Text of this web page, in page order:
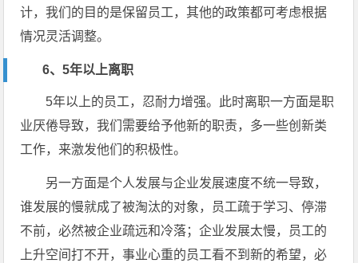
计，我们的目的是保留员工，其他的政策都可考虑根据
情况灵活调整。
6、5年以上离职
5年以上的员工，忍耐力增强。此时离职一方面是职
业厌倦导致，我们需要给予他新的职责，多一些创新类
工作，来激发他们的积极性。
另一方面是个人发展与企业发展速度不统一导致，
谁发展的慢就成了被淘汰的对象，员工疏于学习、停滞
不前，必然被企业疏远和冷落；企业发展太慢，员工的
上升空间打不开，事业心重的员工看不到新的希望，必